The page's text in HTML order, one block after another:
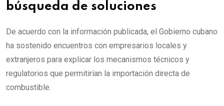
búsqueda de soluciones
De acuerdo con la información publicada, el Gobierno cubano
ha sostenido encuentros con empresarios locales y
extranjeros para explicar los mecanismos técnicos y
regulatorios que permitirían la importación directa de
combustible.